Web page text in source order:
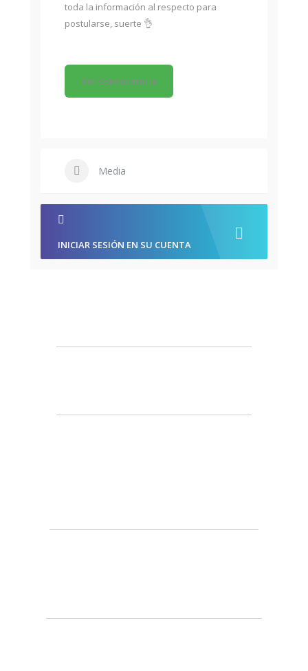
toda la información al respecto para
postularse, suerte 👌
Ver Convocatoria
Media
INICIAR SESIÓN EN SU CUENTA